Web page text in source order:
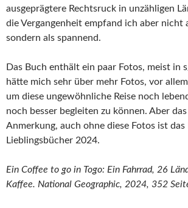
ausgeprägtere Rechtsruck in unzähligen
die Vergangenheit empfand ich aber nicht
sondern als spannend.
Das Buch enthält ein paar Fotos, meist in
hätte mich sehr über mehr Fotos, vor
um diese ungewöhnliche Reise noch
noch besser begleiten zu können. Aber
Anmerkung, auch ohne diese Fotos ist das
Lieblingsbücher 2024.
Ein Coffee to go in Togo: Ein Fahrrad, 26
Kaffee. National Geographic, 2024, 352